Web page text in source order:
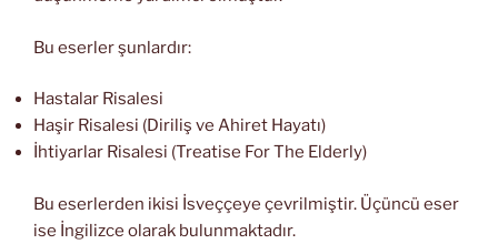
Bu eserler şunlardır:
Hastalar Risalesi
Haşir Risalesi (Diriliş ve Ahiret Hayatı)
İhtiyarlar Risalesi (Treatise For The Elderly)
Bu eserlerden ikisi İsveççeye çevrilmiştir. Üçüncü eser
ise İngilizce olarak bulunmaktadır.